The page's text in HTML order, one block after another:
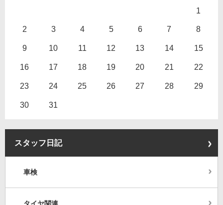
1
2 3 4 5 6 7 8
9 10 11 12 13 14 15
16 17 18 19 20 21 22
23 24 25 26 27 28 29
30 31
スタッフ日記
車検